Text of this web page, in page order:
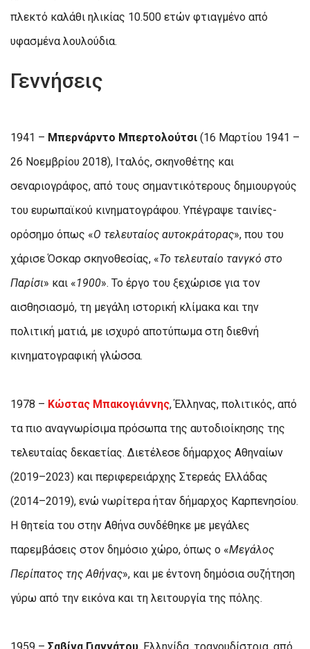
πλεκτό καλάθι ηλικίας 10.500 ετών φτιαγμένο από
υφασμένα λουλούδια.
Γεννήσεις
1941 – Μπερνάρντο Μπερτολούτσι (16 Μαρτίου 1941 –
26 Νοεμβρίου 2018), Ιταλός, σκηνοθέτης και
σεναριογράφος, από τους σημαντικότερους δημιουργούς
του ευρωπαϊκού κινηματογράφου. Υπέγραψε ταινίες-
ορόσημο όπως «Ο τελευταίος αυτοκράτορας», που του
χάρισε Όσκαρ σκηνοθεσίας, «Το τελευταίο τανγκό στο
Παρίσι» και «1900». Το έργο του ξεχώρισε για τον
αισθησιασμό, τη μεγάλη ιστορική κλίμακα και την
πολιτική ματιά, με ισχυρό αποτύπωμα στη διεθνή
κινηματογραφική γλώσσα.
1978 – Κώστας Μπακογιάννης, Έλληνας, πολιτικός, από
τα πιο αναγνωρίσιμα πρόσωπα της αυτοδιοίκησης της
τελευταίας δεκαετίας. Διετέλεσε δήμαρχος Αθηναίων
(2019–2023) και περιφερειάρχης Στερεάς Ελλάδας
(2014–2019), ενώ νωρίτερα ήταν δήμαρχος Καρπενησίου.
Η θητεία του στην Αθήνα συνδέθηκε με μεγάλες
παρεμβάσεις στον δημόσιο χώρο, όπως ο «Μεγάλος
Περίπατος της Αθήνας», και με έντονη δημόσια συζήτηση
γύρω από την εικόνα και τη λειτουργία της πόλης.
1959 – Σαβίνα Γιαννάτου, Ελληνίδα, τραγουδίστρια, από